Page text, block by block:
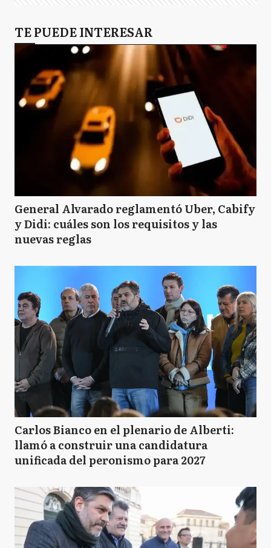
TE PUEDE INTERESAR
General Alvarado reglamentó Uber, Cabify
y Didi: cuáles son los requisitos y las
nuevas reglas
Carlos Bianco en el plenario de Alberti:
llamó a construir una candidatura
unificada del peronismo para 2027